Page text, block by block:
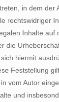
in dem der
rechtswidriger
Inhalte auf
die
hiermit
Feststellung
vom Autor
und